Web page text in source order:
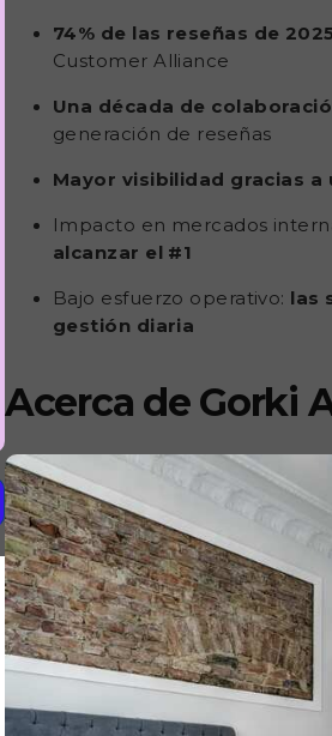
74% de las reseñas de
Customer Alliance
Una década de
generación de reseñas
Mayor visibilidad gracias a
Impacto en mercados
alcanzar el #1
Bajo esfuerzo operativo: las
gestión diaria
Acerca de Gorki